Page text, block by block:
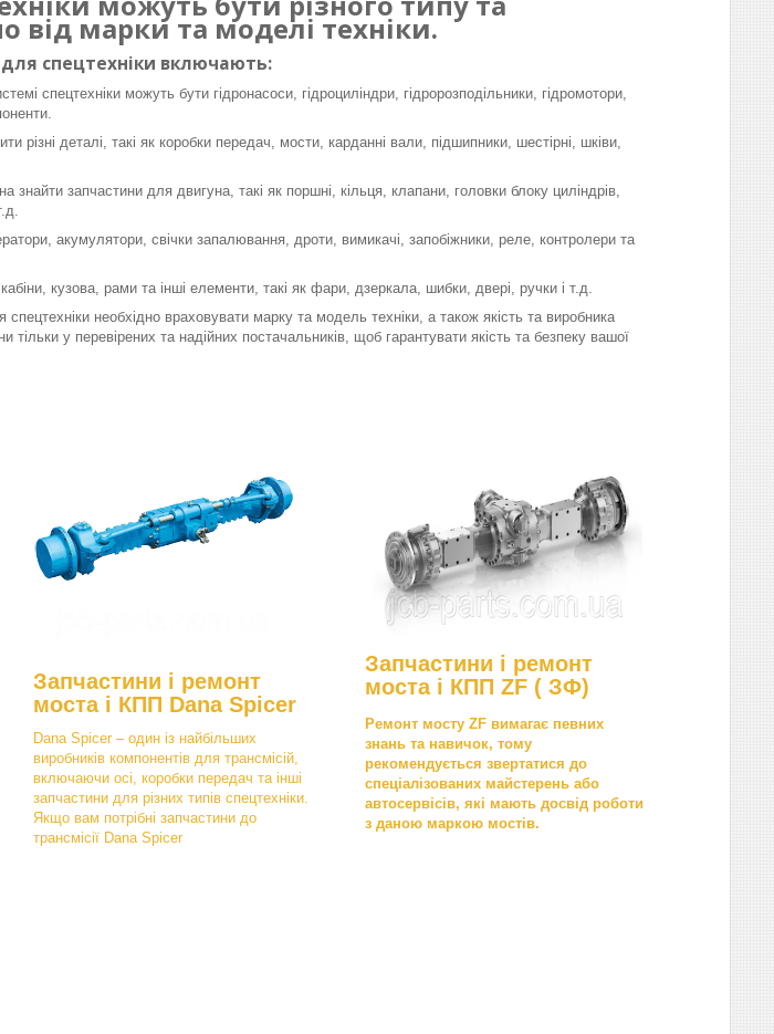
від марки та моделі техніки.
спецтехніки включають:
спецтехніки можуть бути гідронасоси, гідроциліндри, гідророзподільники, гідромотори,
різні деталі, такі як коробки передач, мости, карданні вали, підшипники, шестірні, шківи,
запчастини для двигуна, такі як поршні, кільця, клапани, головки блоку циліндрів,
акумулятори, свічки запалювання, дроти, вимикачі, запобіжники, реле, контролери та
кузова, рами та інші елементи, такі як фари, дзеркала, шибки, двері, ручки і т.д.
необхідно враховувати марку та модель техніки, а також якість та виробника
у перевірених та надійних постачальників, щоб гарантувати якість та безпеку вашої
Запчастини і ремонт
моста і КПП Dana Spicer
Dana Spicer – один із найбільших
виробників компонентів для трансмісій,
включаючи осі, коробки передач та інші
запчастини для різних типів спецтехніки.
Якщо вам потрібні запчастини до
трансмісії Dana Spicer
Запчастини і ремонт
моста і КПП ZF ( ЗФ)
Ремонт мосту ZF вимагає певних
знань та навичок, тому
рекомендується звертатися до
спеціалізованих майстерень або
автосервісів, які мають досвід роботи
з даною маркою мостів.